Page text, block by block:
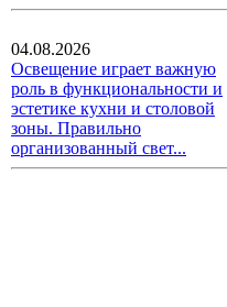
04.08.2026
Освещение играет важную
роль в функциональности и
эстетике кухни и столовой
зоны. Правильно
организованный свет...